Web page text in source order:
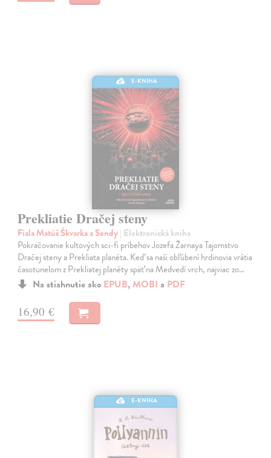
E-KNIHA
Prekliatie Dračej steny
Fiala Matúš Škvarka a Sendy| Elektronická kniha
Pokračovanie kultových sci-fi príbehov Jozefa Žarnaya Tajomstvo
Dračej steny a Prekliata planéta. Keď sa naši obľúbení hrdinovia vrátia
časotunelom z Prekliatej planéty späť na Medvedí vrch, najviac zo…
Na stiahnutie ako EPUB, MOBI a PDF
16,90 €
E-KNIHA